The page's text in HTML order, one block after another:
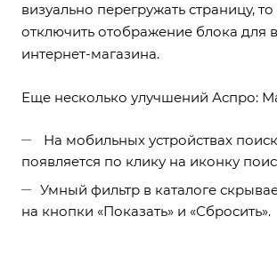
визуально перегружать страницу, то
отключить отображение блока для
интернет-магазина.
Еще несколько улучшений Аспро:
На мобильных устройствах
появляется по клику на иконку
Умный фильтр в каталоге
на кнопки «Показать» и «Сбросить».